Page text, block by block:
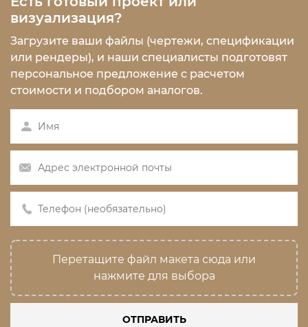
визуализация?
Загрузите ваши файлы (чертежи, спецификации
или рендеры), и наши специалисты подготовят
персональное предложение с расчетом
стоимости и подбором аналогов.
Перетащите файл макета сюда или
нажмите для выбора
ОТПРАВИТЬ